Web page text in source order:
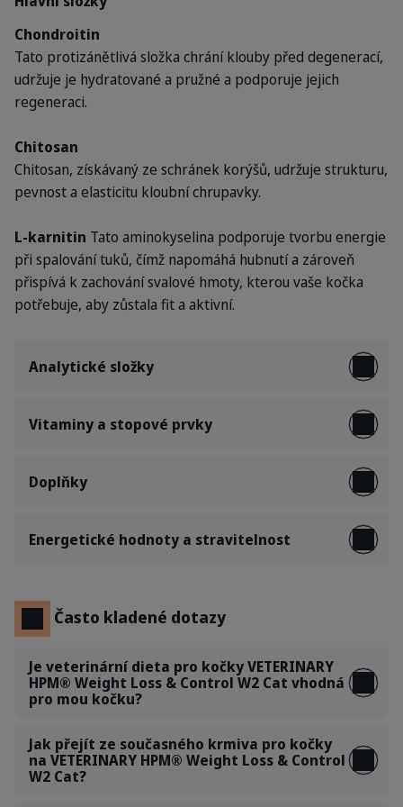
Chondroitin
Tato protizánětlivá složka chrání klouby před degenerací,
udržuje je hydratované a pružné a podporuje jejich
regeneraci.
Chitosan
Chitosan, získávaný ze schránek korýšů, udržuje strukturu,
pevnost a elasticitu kloubní chrupavky.
L-karnitin Tato aminokyselina podporuje tvorbu energie
při spalování tuků, čímž napomáhá hubnutí a zároveň
přispívá k zachování svalové hmoty, kterou vaše kočka
potřebuje, aby zůstala fit a aktivní.
Analytické složky
Vitaminy a stopové prvky
Doplňky
Energetické hodnoty a stravitelnost
Často kladené dotazy
Je veterinární dieta pro kočky VETERINARY
HPM® Weight Loss & Control W2 Cat vhodná
pro mou kočku?
Jak přejít ze současného krmiva pro kočky
na VETERINARY HPM® Weight Loss & Control
W2 Cat?